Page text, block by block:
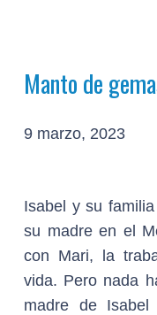
Manto de
9 marzo, 2023
Isabel y su
su madre en el
con Mari, la
vida. Pero nada
madre de